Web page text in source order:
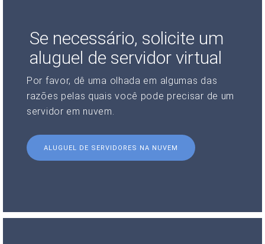
Se necessário, solicite um
aluguel de servidor virtual
Por favor, dê uma olhada em algumas das
razões pelas quais você pode precisar de um
servidor em nuvem.
ALUGUEL DE SERVIDORES NA NUVEM